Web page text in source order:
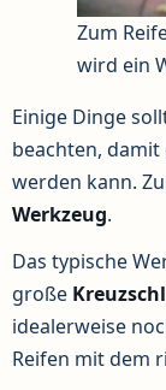
Zum
wird ein
Einige Dinge
beachten,
werden kann.
Werkzeug.
Das typische
große
idealerweise
Reifen mit dem